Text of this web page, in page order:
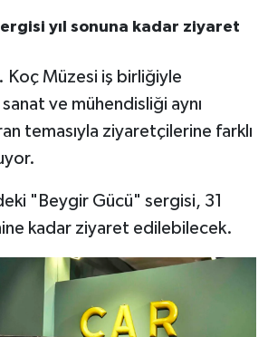
yıl sonuna kadar ziyaret
Koç Müzesi iş birliğiyle
ve mühendisliği aynı
temasıyla ziyaretçilerine farklı
"Beygir Gücü" sergisi, 31
kadar ziyaret edilebilecek.